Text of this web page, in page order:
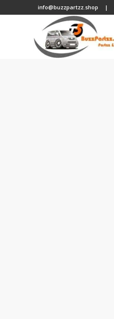
info@buzzpartzz.shop |